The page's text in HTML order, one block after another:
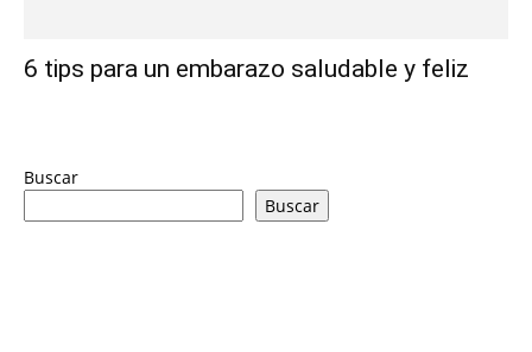
6 tips para un embarazo saludable y feliz
Buscar
Buscar